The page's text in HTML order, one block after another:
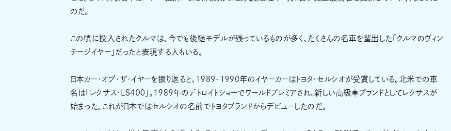
のだ。
この頃に投入されたクルマは、今でも後継モデルが残っているものが多く、たくさんの名車を輩出した「クルマのヴィン
テージイヤー」だったと表現する人もいる。
日本カー・オブ・ザ・イヤーを振り返ると、1989-1990年のイヤーカーはトヨタ・セルシオが受賞している。北米での車
名は「レクサス・LS400」。1989年のデトロイトショーでワールドプレミアされ、新しい高級車ブランドとしてレクサスが
始まった。これが日本ではセルシオの名前でトヨタブランドからデビューしたのだ。